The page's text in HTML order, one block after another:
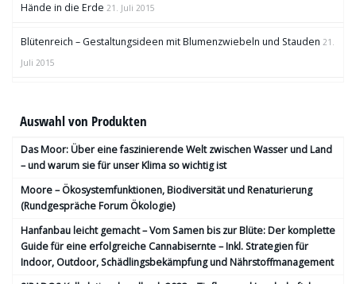
Hände in die Erde 21. Juli 2015
Blütenreich – Gestaltungsideen mit Blumenzwiebeln und Stauden 21.
Juli 2015
Auswahl von Produkten
Das Moor: Über eine faszinierende Welt zwischen Wasser und Land
– und warum sie für unser Klima so wichtig ist
Moore – Ökosystemfunktionen, Bio­diversität und Renaturierung
(Rundgespräche Forum Ökologie)
Hanfanbau leicht gemacht – Vom Samen bis zur Blüte: Der komplette
Guide für eine erfolgreiche Cannabisernte – Inkl. Strategien für
Indoor, Outdoor, Schädlingsbekämpfung und Nährstoffmanagement